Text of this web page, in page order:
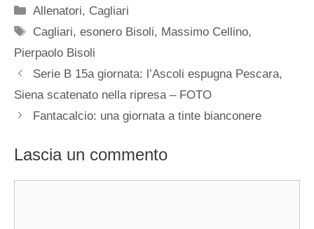
Categorie
Allenatori, Cagliari
Tag
Cagliari,esonero Bisoli, Massimo Cellino,
Pierpaolo Bisoli
Serie B 15a giornata: l’Ascoli espugna Pescara,
Siena scatenato nella ripresa – FOTO
Fantacalcio: una giornata a tinte bianconere
Lascia un commento